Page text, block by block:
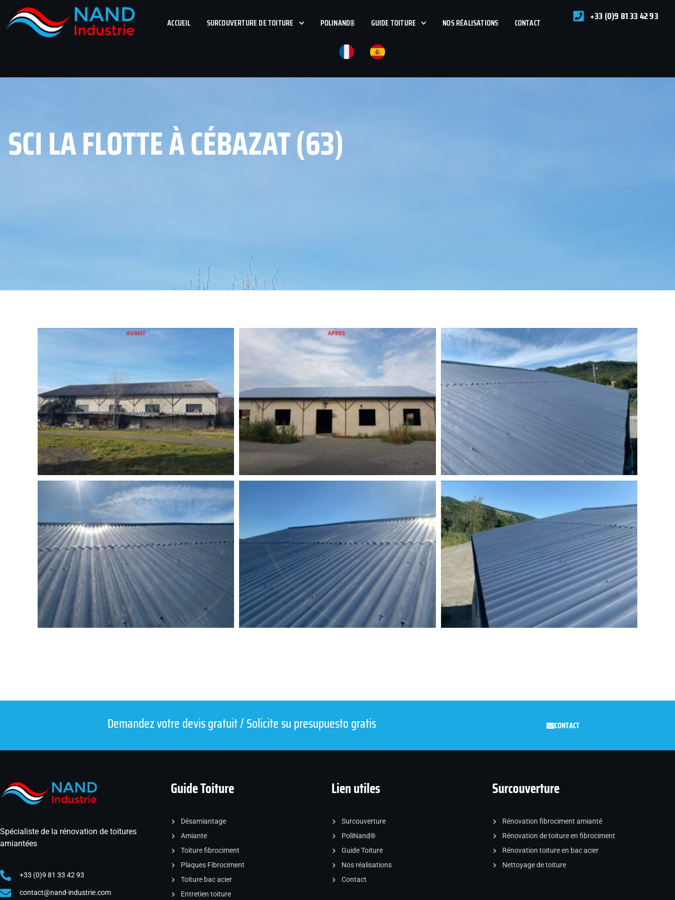
ACCUEIL SURCOUVERTURE DE TOITURE POLINAND® GUIDE TOITURE NOS RÉALISATIONS CONTACT +33 (0)9 81 33 42 93
SCI LA FLOTTE À CÉBAZAT (63)
Demandez votre devis gratuit / Solicite su presupuesto gratis CONTACT
Spécialiste de la rénovation de toitures
amiantées
+33 (0)9 81 33 42 93
contact@nand-industrie.com
Guide Toiture
Désamiantage
Amiante
Toiture fibrociment
Plaques Fibrociment
Toiture bac acier
Entretien toiture
Lien utiles
Surcouverture
PoliNand®
Guide Toiture
Nos réalisations
Contact
Surcouverture
Rénovation fibrociment amianté
Rénovation de toiture en fibrociment
Rénovation toiture en bac acier
Nettoyage de toiture